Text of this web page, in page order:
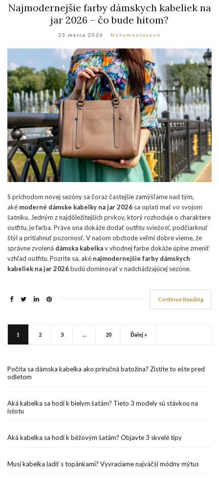
Najmodernejšie farby dámskych kabeliek na
jar 2026 – čo bude hitom?
25 marca 2026 Nekomentované
S príchodom novej sezóny sa čoraz častejšie zamýšľame nad tým,
aké moderné dámske kabelky na jar 2026 sa oplatí mať vo svojom
šatníku. Jedným z najdôležitejších prvkov, ktorý rozhoduje o charaktere
outfitu, je farba. Práve ona dokáže dodať outfitu sviežosť, podčiarknuť
štýl a pritiahnuť pozornosť. V našom obchode veľmi dobre vieme, že
správne zvolená dámska kabelkav vhodnej farbe dokáže úplne zmeniť
vzhľad outfitu. Pozrite sa, aké najmodernejšie farby dámskych
kabeliek na jar 2026budú dominovať v nadchádzajúcej sezóne.
Continue Reading
1 2 3 … 20 Ďalej »
Počíta sa dámska kabelka ako príručná batožina? Zistite to ešte pred
odletom
Aká kabelka sa hodí k bielym šatám? Tieto 3 modely sú stávkou na
istotu
Aká kabelka sa hodí k béžovým šatám? Objavte 3 skvelé tipy
Musí kabelka ladiť s topánkami? Vyvraciame najväčší módny mýtus